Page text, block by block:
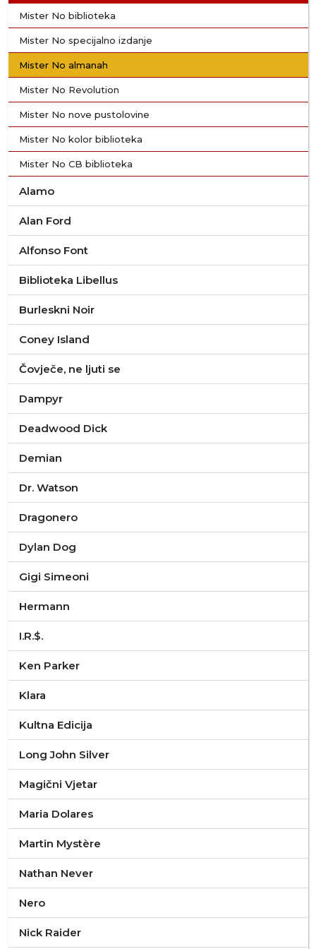
Mister No biblioteka
Mister No specijalno izdanje
Mister No almanah
Mister No Revolution
Mister No nove pustolovine
Mister No kolor biblioteka
Mister No CB biblioteka
Alamo
Alan Ford
Alfonso Font
Biblioteka Libellus
Burleskni Noir
Coney Island
Čovječe, ne ljuti se
Dampyr
Deadwood Dick
Demian
Dr. Watson
Dragonero
Dylan Dog
Gigi Simeoni
Hermann
I.R.$.
Ken Parker
Klara
Kultna Edicija
Long John Silver
Magični Vjetar
Maria Dolares
Martin Mystère
Nathan Never
Nero
Nick Raider